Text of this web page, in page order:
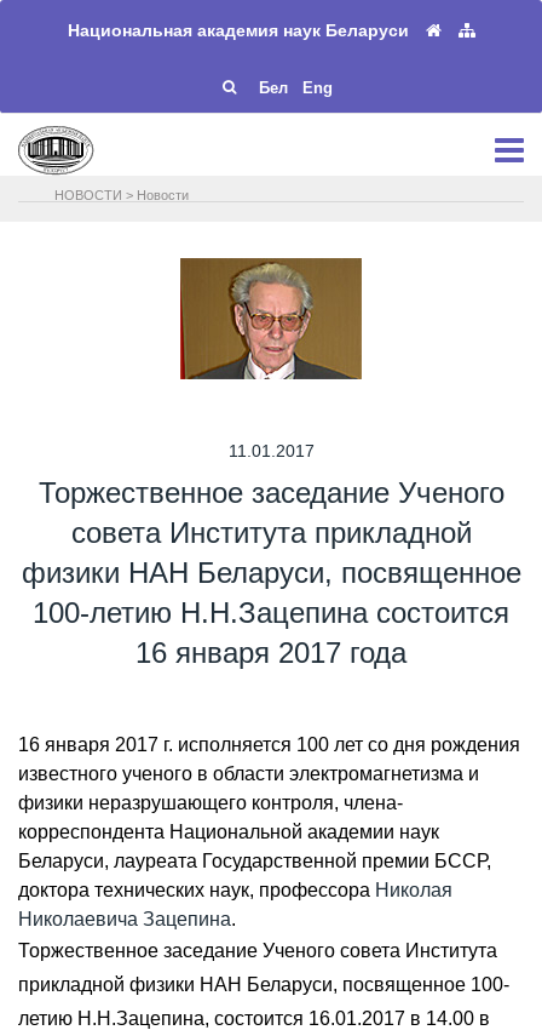
Национальная академия наук Беларуси
Бел Eng
НОВОСТИ > Новости
11.01.2017
Торжественное заседание Ученого
совета Института прикладной
физики НАН Беларуси, посвященное
100-летию Н.Н.Зацепина состоится
16 января 2017 года
16 января 2017 г. исполняется 100 лет со дня рождения
известного ученого в области электромагнетизма и
физики неразрушающего контроля, члена-
корреспондента Национальной академии наук
Беларуси, лауреата Государственной премии БССР,
доктора технических наук, профессора Николая
Николаевича Зацепина.
Торжественное заседание Ученого совета Института
прикладной физики НАН Беларуси, посвященное 100-
летию Н.Н.Зацепина, состоится 16.01.2017 в 14.00 в